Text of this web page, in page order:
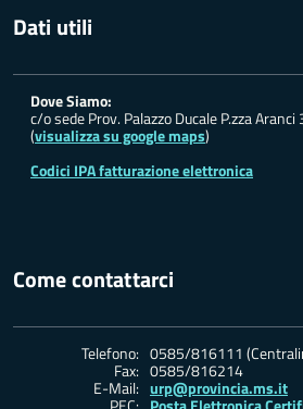
Dati utili
Dove Siamo:
c/o sede Prov. Palazzo Ducale P.zza Aranci
(visualizza su google maps)
Codici IPA fatturazione elettronica
Come contattarci
Telefono: 0585/816111
Fax: 0585/816214
E-Mail: urp@provincia.ms.it